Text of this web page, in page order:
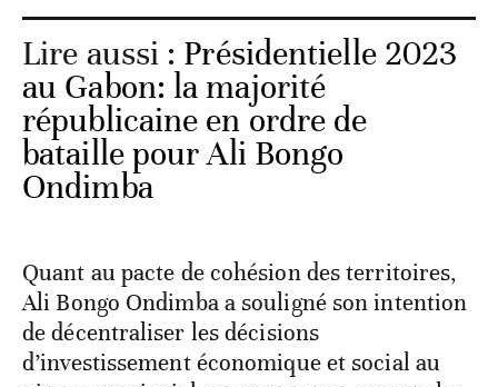
Lire aussi : Présidentielle 2023
au Gabon: la majorité
républicaine en ordre de
bataille pour Ali Bongo
Ondimba
Quant au pacte de cohésion des territoires,
Ali Bongo Ondimba a souligné son intention
de décentraliser les décisions
d’investissement économique et social au